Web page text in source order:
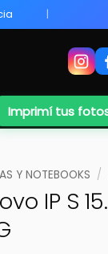
Imprimí tus
Y NOTEBOOKS /
IP S